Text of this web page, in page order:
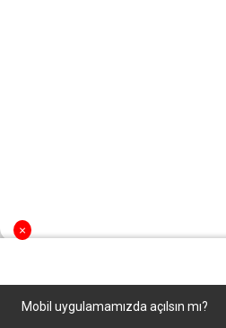
×
Mobil uygulamamızda açılsın mı?